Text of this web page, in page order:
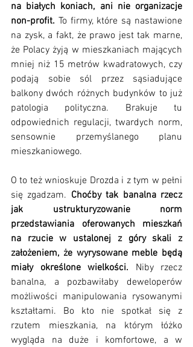
na białych koniach, ani nie organizacje
non-profit. To firmy, które są nastawione
na zysk, a fakt, że prawo jest tak marne,
że Polacy żyją w mieszkaniach mających
mniej niż 15 metrów kwadratowych, czy
podają sobie sól przez sąsiadujące
balkony dwóch różnych budynków to już
patologia polityczna. Brakuje tu
odpowiednich regulacji, twardych norm,
sensownie przemyślanego planu
mieszkaniowego.
O to też wnioskuje Drozda i z tym w pełni
się zgadzam. Choćby tak banalna rzecz
jak ustrukturyzowanie norm
przedstawiania oferowanych mieszkań
na rzucie w ustalonej z góry skali z
założeniem, że wyrysowane meble będą
miały określone wielkości. Niby rzecz
banalna, a pozbawiłaby deweloperów
możliwości manipulowania rysowanymi
kształtami. Bo kto nie spotkał się z
rzutem mieszkania, na którym łóżko
wygląda na duże i komfortowe, a w